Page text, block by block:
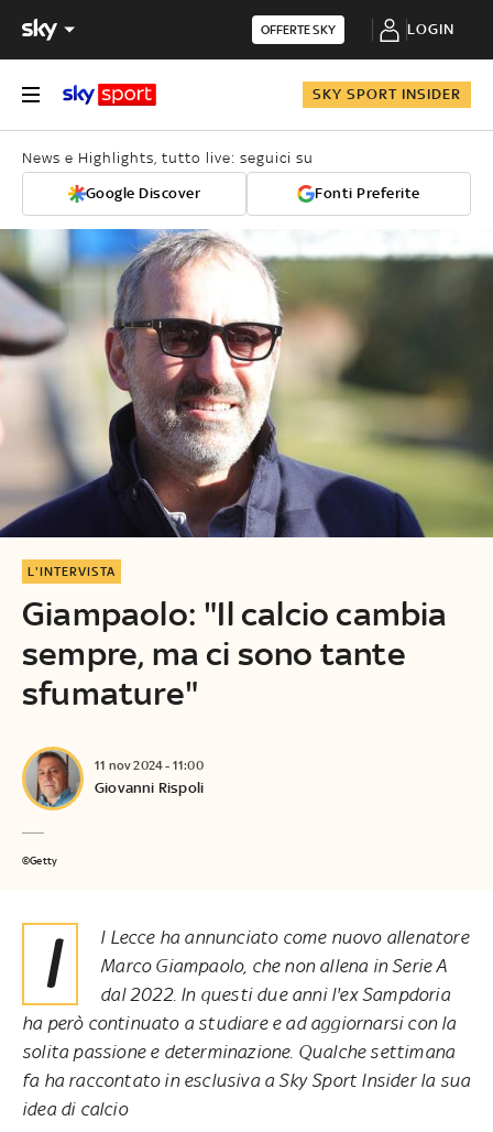
OFFERTE SKY LOGIN
SKY SPORT INSIDER
News e Highlights, tutto live: seguici su
Google Discover Fonti Preferite
Giampaolo: "Il calcio cambia
sempre, ma ci sono tante
sfumature"
L'INTERVISTA
11 nov 2024 - 11:00
Giovanni Rispoli
©Getty
Il Lecce ha annunciato come nuovo allenatore
Marco Giampaolo, che non allena in Serie A
dal 2022. In questi due anni l'ex Sampdoria
ha però continuato a studiare e ad aggiornarsi con la
solita passione e determinazione. Qualche settimana
fa ha raccontato in esclusiva a Sky Sport Insider la sua
idea di calcio